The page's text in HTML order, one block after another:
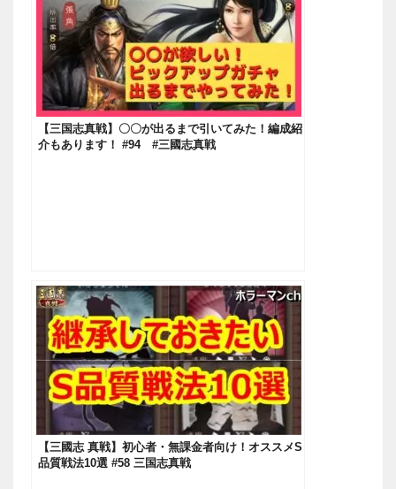
【三国志真戦】〇〇が出るまで引いてみた！編成紹
介もあります！ #94 #三國志真戦
【三國志 真戦】初心者・無課金者向け！オススメS
品質戦法10選 #58 三国志真戦